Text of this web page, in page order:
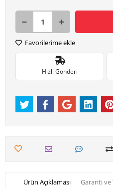
Favorilerime ekle
Hızlı Gönderi
Ürün Açıklaması Garanti ve